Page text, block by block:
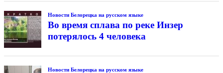
Новости Белорецка на русском языке
Во время сплава по реке Инзер
потерялось 4 человека
Новости Белорецка на русском языке